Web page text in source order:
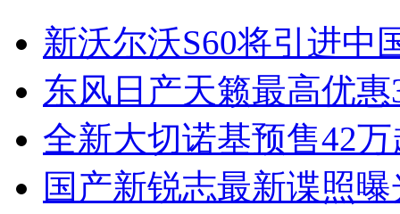
新沃尔沃S60将引进中
东风日产天籁最高优
全新大切诺基预售42
国产新锐志最新谍照